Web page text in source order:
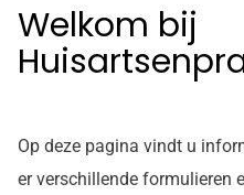
Welkom bij
Op deze pagina vindt u
er verschillende formulieren